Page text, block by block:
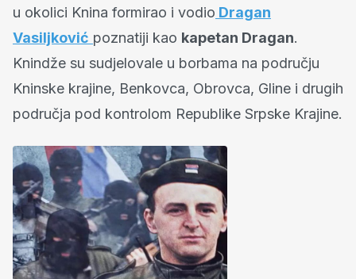
u okolici Knina formirao i vodio Dragan
Vasiljković poznatiji kao kapetan Dragan.
Knindže su sudjelovale u borbama na području
Kninske krajine, Benkovca, Obrovca, Gline i drugih
područja pod kontrolom Republike Srpske Krajine.